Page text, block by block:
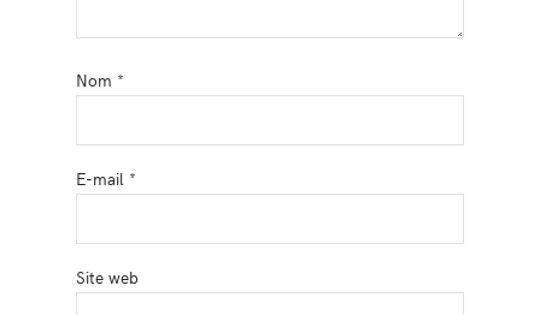
Nom *
E-mail *
Site web